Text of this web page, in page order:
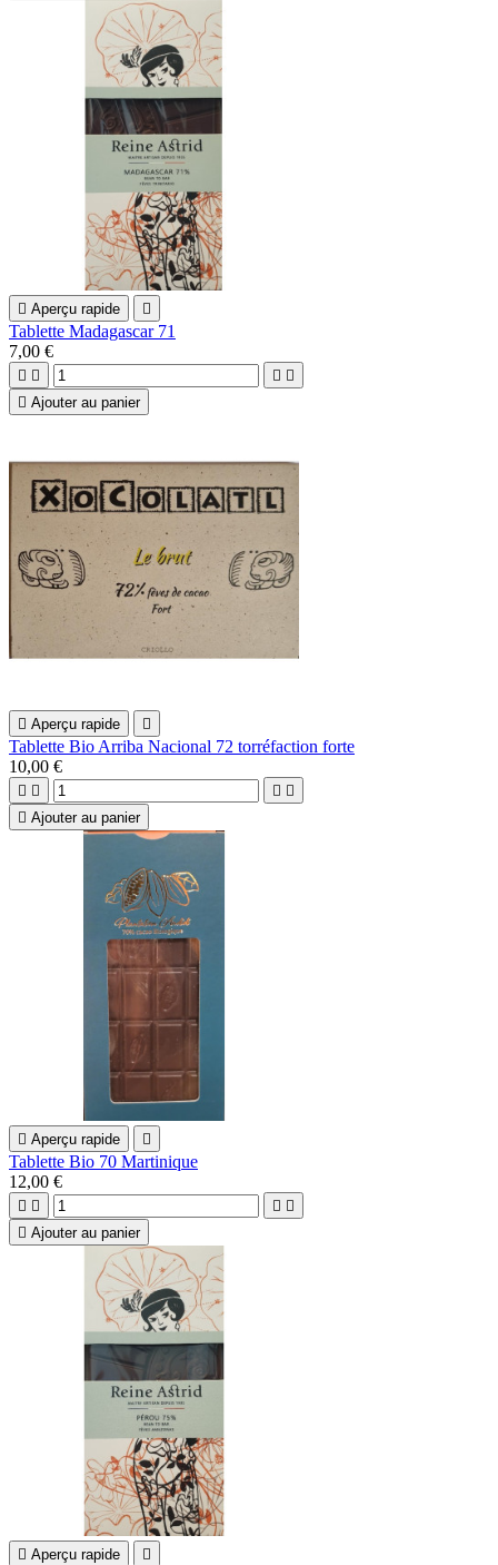
 Aperçu rapide 
Tablette Madagascar 71
7,00 €
   
 Ajouter au panier
 Aperçu rapide 
Tablette Bio Arriba Nacional 72 torréfaction forte
10,00 €
   
 Ajouter au panier
 Aperçu rapide 
Tablette Bio 70 Martinique
12,00 €
   
 Ajouter au panier
 Aperçu rapide 